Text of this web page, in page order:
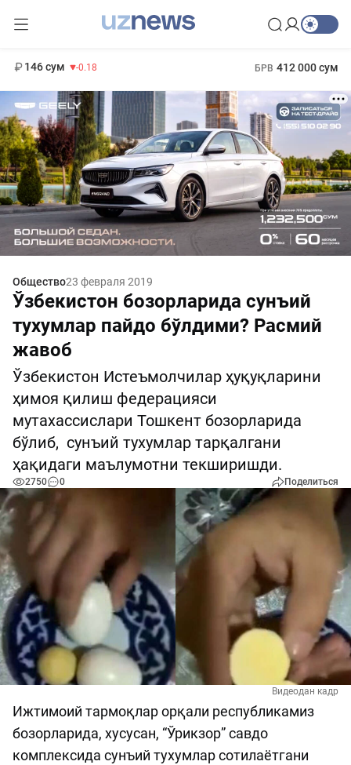
146 сум -0.18 БРВ 412 000 сум
Общество23 февраля 2019
Ўзбекистон бозорларида сунъий
тухумлар пайдо бўлдими? Расмий
жавоб
Ўзбекистон Истеъмолчилар ҳуқуқларини
ҳимоя қилиш федерацияси
мутахассислари Тошкент бозорларида
бўлиб, сунъий тухумлар тарқалгани
ҳақидаги маълумотни текширишди.
2750 0 Поделиться
Видеодан кадр
Ижтимоий тармоқлар орқали республикамиз
бозорларида, хусусан, “Ўрикзор” савдо
комплексида сунъий тухумлар сотилаётгани